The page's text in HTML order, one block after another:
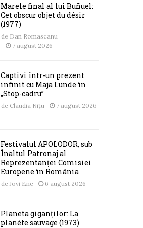
Marele final al lui Buñuel:
Cet obscur objet du désir
(1977)
de Dan Romascanu
7 august 2026
Captivi într-un prezent
infinit cu Maja Lunde în
„Stop-cadru”
de Claudia Nițu 7 august 2026
Festivalul APOLODOR, sub
Înaltul Patronaj al
Reprezentanței Comisiei
Europene în România
de Jovi Ene 6 august 2026
Planeta giganților: La
planète sauvage (1973)